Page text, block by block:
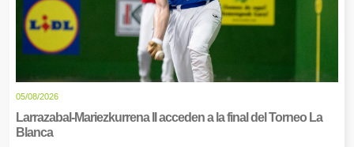
05/08/2026
Larrazabal-Mariezkurrena II acceden a la final del Torneo La
Blanca